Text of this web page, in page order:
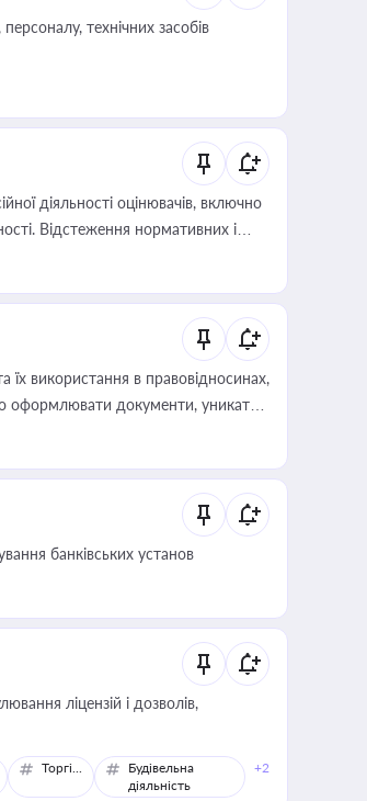
технічних засобів
діяльності оцінювачів, включно
Відстеження нормативних і
під час оподаткування,
діяльності
їх використання в правовідносинах,
оформлювати документи, уникати
банківських установ
ліцензій і дозволів,
Торгівля
Будівельна
діяльність
+2